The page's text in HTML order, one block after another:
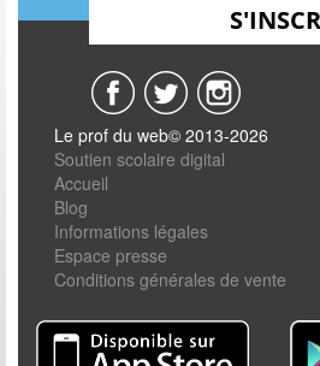
Le prof du web© 2013-2026
Soutien scolaire digital
Accueil
Blog
Informations légales
Espace presse
Conditions générales de vente